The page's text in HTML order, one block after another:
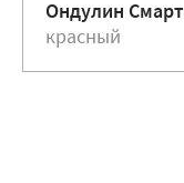
Ондулин Смарт
красный